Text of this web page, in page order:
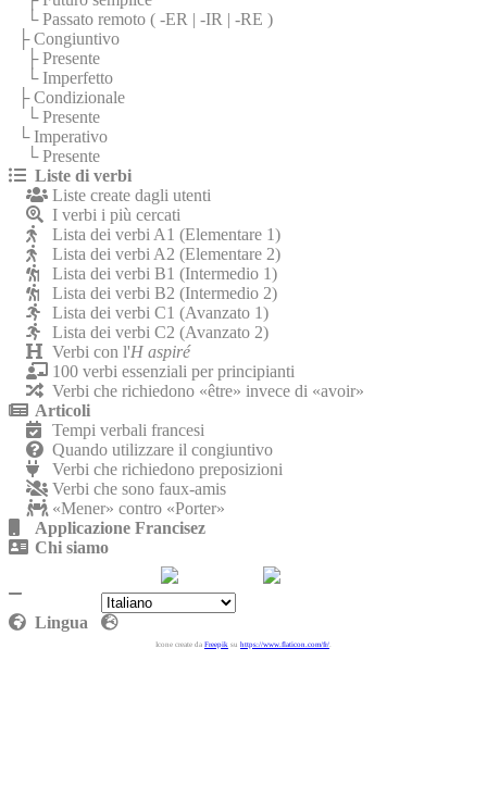
└ Passato remoto ( -ER | -IR | -RE )
├ Congiuntivo
├ Presente
└ Imperfetto
├ Condizionale
└ Presente
└ Imperativo
└ Presente
Liste di verbi
Liste create dagli utenti
I verbi i più cercati
Lista dei verbi A1 (Elementare 1)
Lista dei verbi A2 (Elementare 2)
Lista dei verbi B1 (Intermedio 1)
Lista dei verbi B2 (Intermedio 2)
Lista dei verbi C1 (Avanzato 1)
Lista dei verbi C2 (Avanzato 2)
Verbi con l'H aspiré
100 verbi essenziali per principianti
Verbi che richiedono «être» invece di «avoir»
Articoli
Tempi verbali francesi
Quando utilizzare il congiuntivo
Verbi che richiedono preposizioni
Verbi che sono faux-amis
«Mener» contro «Porter»
Applicazione Francisez
Chi siamo
Politica sulla riservatezza
Lingua
Icone create da Freepik su https://www.flaticon.com/fr/.